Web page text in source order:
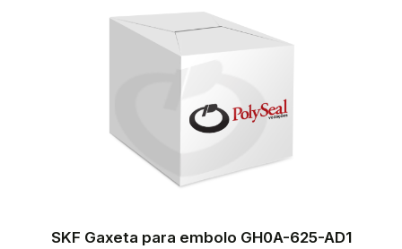
SKF Gaxeta para embolo GH0A-625-AD1